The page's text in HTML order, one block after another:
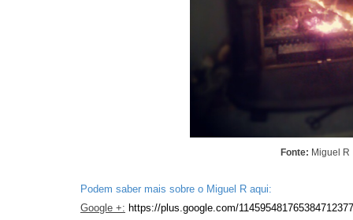
Fonte: Miguel R
Podem saber mais sobre o Miguel R aqui:
Google +: https://plus.google.com/114595481765384712377